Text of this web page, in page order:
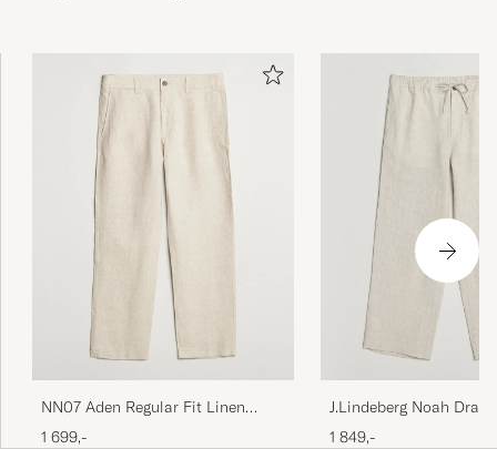
NN07 Aden Regular Fit Linen
Chinos Oat
1 699,-
J.Lindeberg Noah
Pants Moonbeam
1 849,-